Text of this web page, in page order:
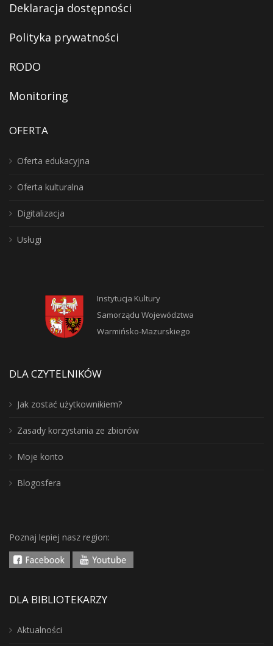
Deklaracja dostępności
Polityka prywatności
RODO
Monitoring
OFERTA
Oferta edukacyjna
Oferta kulturalna
Digitalizacja
Usługi
Instytucja Kultury
Samorządu Województwa
Warmińsko-Mazurskiego
DLA CZYTELNIKÓW
Jak zostać użytkownikiem?
Zasady korzystania ze zbiorów
Moje konto
Blogosfera
Poznaj lepiej nasz region:
DLA BIBLIOTEKARZY
Aktualności